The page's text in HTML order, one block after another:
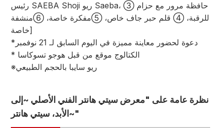
رئيس SAEBA Shoji ريو Saeba، ③ حافظة مرور مع حزام
للرقبة، ④ قلم حبر جاف خاص، ⑤مفكرة خاصة، ⑥منشفة
خاصة]
*دعوة لحضور معاينة مميزة في اليوم السابق لـ 21 نوفمبر
* الكتالوج موقع من قبل هوجو تسوكاسا
※ريو سايبا بالحجم الطبيعي
نظرة عامة على "معرض سيتي هانتر الفني الأصلي ~إلى
الأبد، سيتي هانتر~"